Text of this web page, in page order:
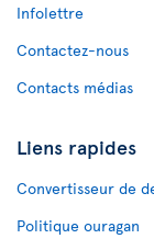
Infolettre
Contactez-nous
Contacts médias
Liens rapides
Convertisseur de
Politique ouragan